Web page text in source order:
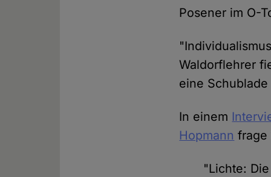
Posener im O-
Waldorflehrer
eine Schublade
In einem
Hopmann frage
"Lichte: